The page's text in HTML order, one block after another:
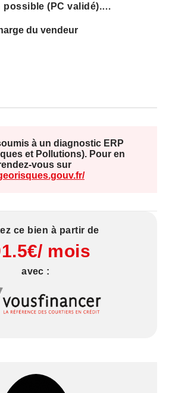
(PC validé).
réservées sont disponibles.
lourds est facile et à
axes routiers.
contactez M. LEGOUPIL
du vendeur
à un diagnostic ERP
et Pollutions). Pour en
vous sur
ce bien à partir de
mois
avec :